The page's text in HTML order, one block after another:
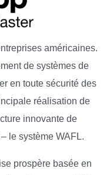
américaines.
de systèmes de
en toute sécurité des
réalisation de
innovante de
le système WAFL.
prospère basée en